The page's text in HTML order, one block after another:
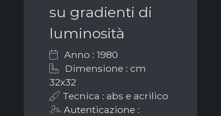
su gradienti di
luminosità
Anno : 1980
Dimensione : cm
32x32
Tecnica : abs e acrilico
Autenticazione :